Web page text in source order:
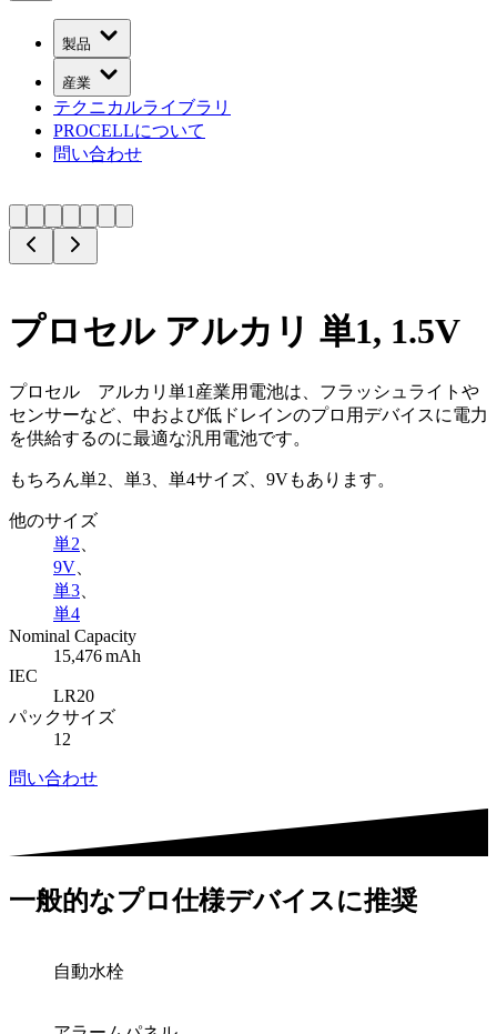
製品
産業
テクニカルライブラリ
PROCELLについて
問い合わせ
プロセル アルカリ 単1, 1.5V
プロセル アルカリ単1産業用電池は、フラッシュライトや
センサーなど、中および低ドレインのプロ用デバイスに電力
を供給するのに最適な汎用電池です。
もちろん単2、単3、単4サイズ、9Vもあります。
他のサイズ
単2
9V
単3
単4
Nominal Capacity
15,476 mAh
IEC
LR20
パックサイズ
12
問い合わせ
一般的なプロ仕様デバイスに推奨
自動水栓